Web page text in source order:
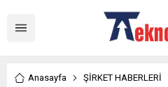
Anasayfa
ŞİRKET HABERLERİ